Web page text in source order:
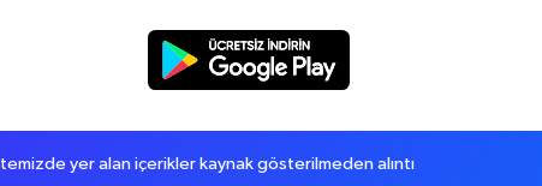
yer alan içerikler kaynak gösterilmeden alıntı